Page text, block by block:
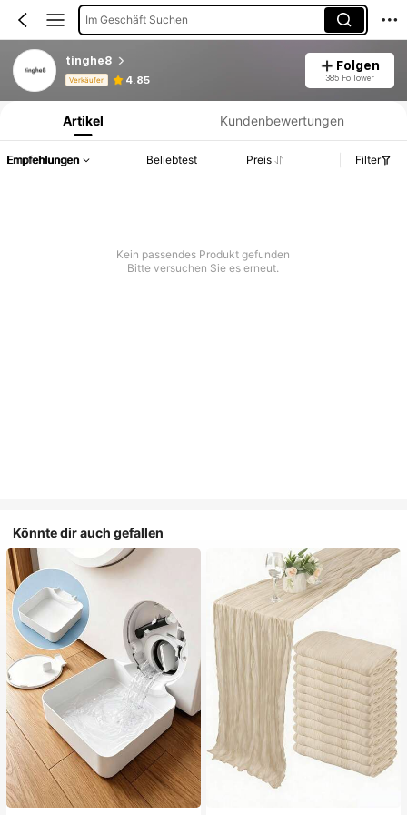
Im Geschäft Suchen
tinghe8
Verkäufer 4.85
Folgen
385 Follower
Produktinformation: Preisangabe, Verkaufs- und Lagerbestandsdetails.
Artikel Kundenbewertungen
Empfehlungen Beliebtest Preis Filter
Kein passendes Produkt gefunden
Bitte versuchen Sie es erneut.
Könnte dir auch gefallen